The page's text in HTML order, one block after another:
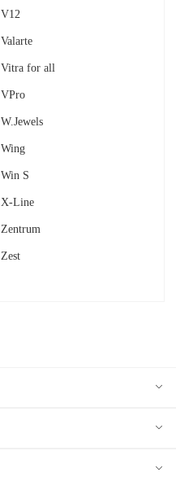
V12
Valarte
Vitra for all
VPro
W.Jewels
Wing
Win S
X-Line
Zentrum
Zest